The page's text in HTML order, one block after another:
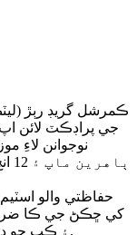
100٪ ڪمرشل گريڊ رٻڙ
جي پراڊڪٽ لائن
نوجوانن لاءِ
ٻاهرين ماپ ۽ 12 انچ جي اندروني ماپ فراهم ڪندي.
حفاظتي والو
کي ڇڪڻ جي ڪا
۽ ڪپ جو ڍڪ توهان جي حفاظت لاءِ ٺاهيو ويو آهي.